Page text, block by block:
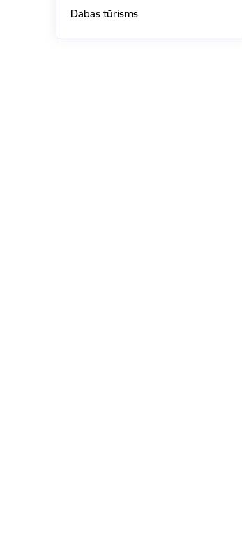
Dabas tūrisms